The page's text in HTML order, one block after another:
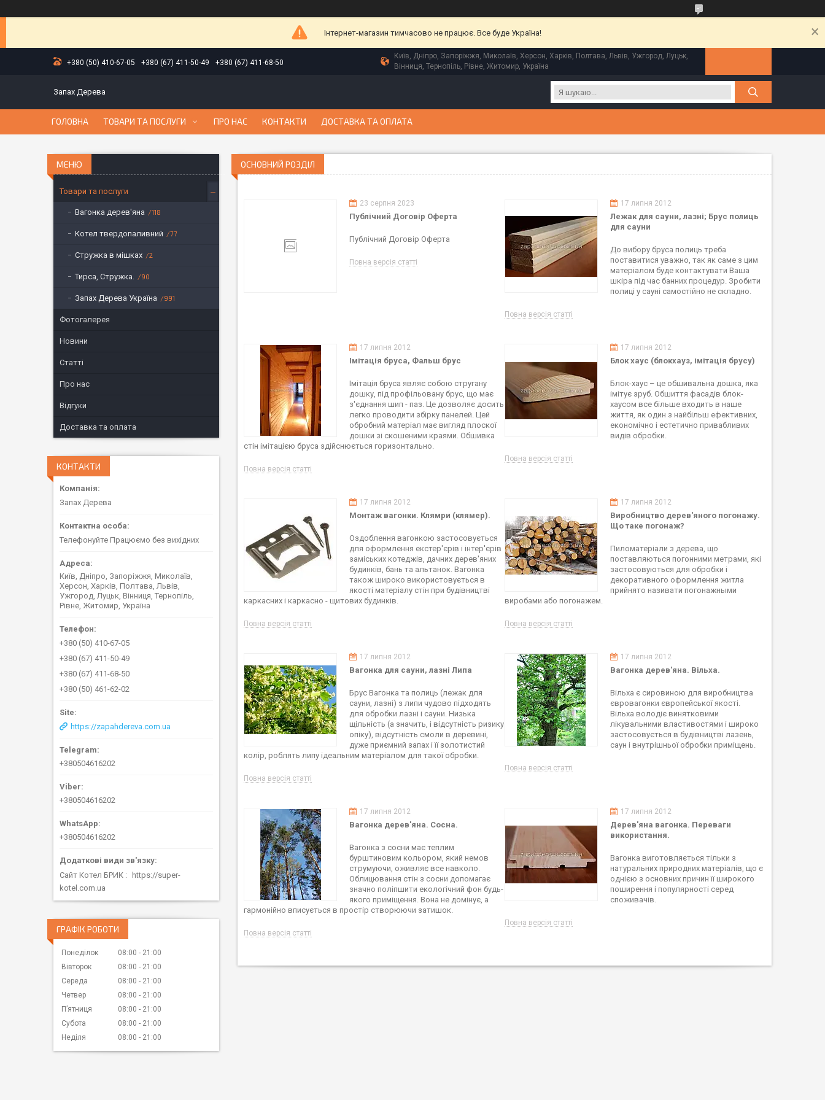
Інтернет-магазин тимчасово не працює. Все буде Україна!
+380 (50) 410-67-05 +380 (67) 411-50-49 +380 (67) 411-68-50
Київ, Дніпро, Запоріжжя, Миколаїв, Херсон, Харків, Полтава, Львів, Ужгород, Луцьк,
Вінниця, Тернопіль, Рівне, Житомир, Україна
Запах Дерева
ГОЛОВНА ТОВАРИ ТА ПОСЛУГИ ПРО НАС КОНТАКТИ ДОСТАВКА ТА ОПЛАТА
ОСНОВНИЙ РОЗДІЛ
23 серпня 2023
Публічний Договір Оферта
Публічний Договір Оферта
Повна версія статті
17 липня 2012
Лежак для сауни, лазні; Брус полиць
для сауни
До вибору бруса полиць треба
поставитися уважно, так як саме з цим
матеріалом буде контактувати Ваша
шкіра під час банних процедур. Зробити
полиці у сауні самостійно не складно.
Повна версія статті
17 липня 2012
Імітація бруса, Фальш брус
Імітація бруса являє собою стругану
дошку, під профільовану брус, що має
з'єднання шип - паз. Це дозволяє досить
легко проводити збірку панелей. Цей
обробний матеріал має вигляд плоскої
дошки зі скошеними краями. Обшивка
стін імітацією бруса здійснюється горизонтально.
Повна версія статті
17 липня 2012
Блок хаус (блокхауз, імітація брусу)
Блок-хаус – це обшивальна дошка, яка
імітує зруб. Обшиття фасадів блок-
хаусом все більше входить в наше
життя, як один з найбільш ефективних,
економічно і естетично привабливих
видів обробки.
Повна версія статті
17 липня 2012
Монтаж вагонки. Клямри (клямер).
Оздоблення вагонкою застосовується
для оформлення екстер'єрів і інтер'єрів
заміських котеджів, дачних дерев'яних
будинків, бань та альтанок. Вагонка
також широко використовується в
якості матеріалу стін при будівництві
каркасних і каркасно - щитових будинків.
Повна версія статті
17 липня 2012
Виробництво дерев'яного погонажу.
Що таке погонаж?
Пиломатеріали з дерева, що
поставляються погонними метрами, які
застосовуються для обробки і
декоративного оформлення житла
прийнято називати погонажными
виробами або погонажем.
Повна версія статті
17 липня 2012
Вагонка для сауни, лазні Липа
Брус Вагонка та полиць (лежак для
сауни, лазні) з липи чудово підходять
для обробки лазні і сауни. Низька
щільність (а значить, і відсутність ризику
опіку), відсутність смоли в деревині,
дуже приємний запах і її золотистий
колір, роблять липу ідеальним матеріалом для такої обробки.
Повна версія статті
17 липня 2012
Вагонка дерев'яна. Вільха.
Вільха є сировиною для виробництва
євровагонки європейської якості.
Вільха володіє винятковими
лікувальними властивостями і широко
застосовується в будівництві лазень,
саун і внутрішньої обробки приміщень.
Повна версія статті
17 липня 2012
Вагонка дерев'яна. Сосна.
Вагонка з сосни має теплим
бурштиновим кольором, який немов
струмуючи, оживляє все навколо.
Облицювання стін з сосни допомагає
значно поліпшити екологічний фон будь-
якого приміщення. Вона не домінує, а
гармонійно вписується в простір створюючи затишок.
Повна версія статті
17 липня 2012
Дерев'яна вагонка. Переваги
використання.
Вагонка виготовляється тільки з
натуральних природних матеріалів, що є
однією з основних причин її широкого
поширення і популярності серед
споживачів.
Повна версія статті
Товари та послуги
Вагонка дерев'яна 118
Котел твердопаливний 77
Стружка в мішках 2
Тирса, Стружка. 90
Запах Дерева Україна 991
Фотогалерея
Новини
Статті
Про нас
Відгуки
Доставка та оплата
КОНТАКТИ
Запах Дерева
Телефонуйте Працюємо без вихідних
Київ, Дніпро, Запоріжжя, Миколаїв,
Херсон, Харків, Полтава, Львів,
Ужгород, Луцьк, Вінниця, Тернопіль,
Рівне, Житомир, Україна
+380 (50) 410-67-05
+380 (67) 411-50-49
+380 (67) 411-68-50
+380 (50) 461-62-02
https://zapahdereva.com.ua
+380504616202
+380504616202
+380504616202
Сайт Котел БРИК
https://super-
kotel.com.ua
ГРАФІК РОБОТИ
Понеділок 08:00
21:00
Вівторок
08:00
21:00
Середа
08:00
21:00
Четвер
08:00
21:00
Пʼятниця
08:00
21:00
Субота
08:00
21:00
Неділя
08:00 21:00